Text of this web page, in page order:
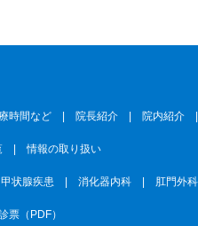
時間など |院長紹介 |院内紹介
|情報の取り扱い
甲状腺疾患 |消化器内科 | 肛門外科
票（PDF）